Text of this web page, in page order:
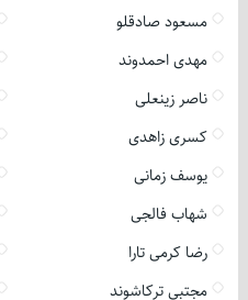
مسعود صادقلو
مهدی احمدوند
ناصر زینعلی
کسری زاهدی
یوسف زمانی
شهاب فالجی
رضا کرمی تارا
مجتبی ترکاشوند